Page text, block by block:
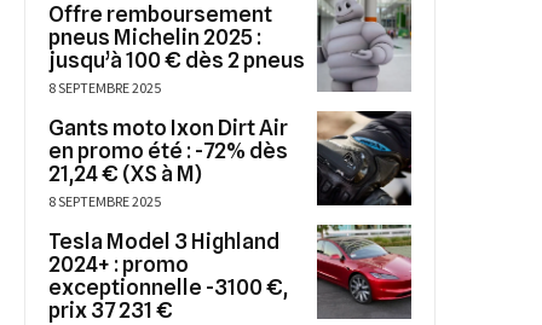
Offre remboursement
pneus Michelin 2025 :
jusqu’à 100 € dès 2 pneus
8 SEPTEMBRE 2025
Gants moto Ixon Dirt Air
en promo été : -72% dès
21,24 € (XS à M)
8 SEPTEMBRE 2025
Tesla Model 3 Highland
2024+ : promo
exceptionnelle -3100 €,
prix 37 231 €